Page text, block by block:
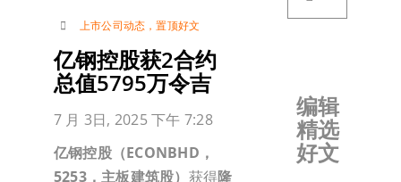
上市公司动态 ，置顶好文
亿钢控股获2合约
总值5795万令吉
7 月 3日, 2025 下午 7:28
亿钢控股（ECONBHD ，
5253，主板建筑股） 获得隆
编辑
精选
好文